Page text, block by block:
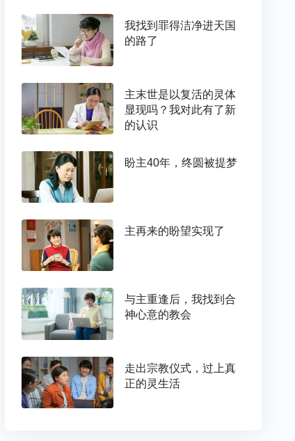
我找到罪得洁净进天国
的路了
主末世是以复活的灵体
显现吗？我对此有了新
的认识
盼主40年，终圆被提梦
主再来的盼望实现了
与主重逢后，我找到合
神心意的教会
走出宗教仪式，过上真
正的灵生活